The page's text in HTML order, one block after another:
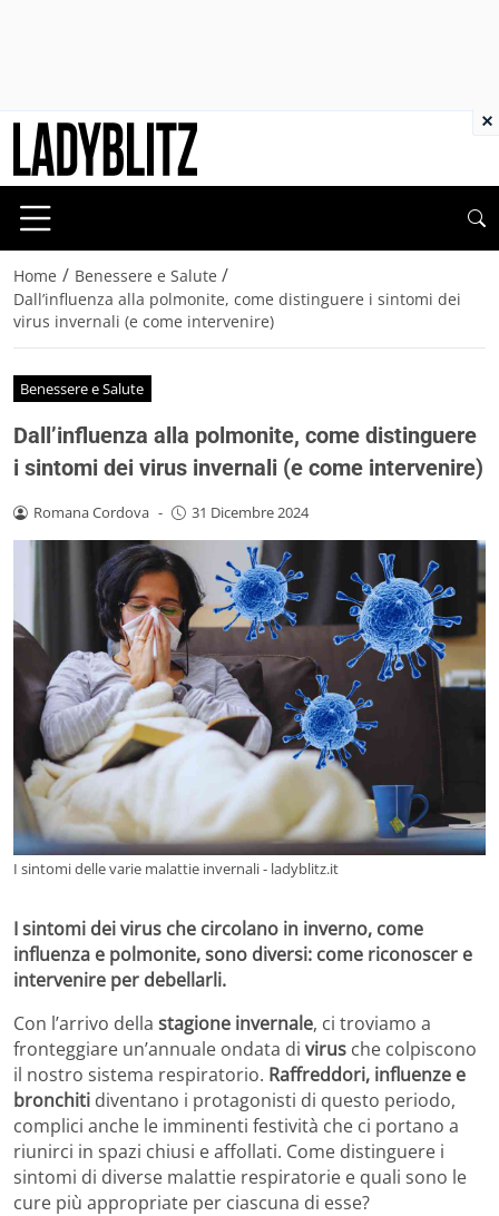
Home / Benessere e Salute /
Dall’influenza alla polmonite, come distinguere i sintomi dei
virus invernali (e come intervenire)
Benessere e Salute
Dall’influenza alla polmonite, come distinguere
i sintomi dei virus invernali (e come intervenire)
Romana Cordova - 31 Dicembre 2024
I sintomi delle varie malattie invernali - ladyblitz.it
I sintomi dei virus che circolano in inverno, come
influenza e polmonite, sono diversi: come riconoscer e
intervenire per debellarli.
Con l’arrivo della stagione invernale, ci troviamo a
fronteggiare un’annuale ondata di virus che colpiscono
il nostro sistema respiratorio. Raffreddori, influenze e
bronchiti diventano i protagonisti di questo periodo,
complici anche le imminenti festività che ci portano a
riunirci in spazi chiusi e affollati. Come distinguere i
sintomi di diverse malattie respiratorie e quali sono le
cure più appropriate per ciascuna di esse?
×